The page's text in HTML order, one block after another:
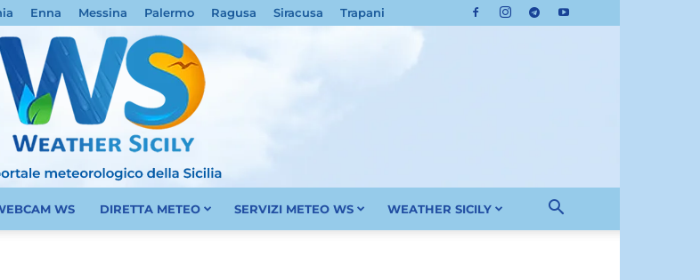
Enna Messina Palermo Ragusa Siracusa Trapani
WS DIRETTA METEO SERVIZI METEO WS WEATHER SICILY